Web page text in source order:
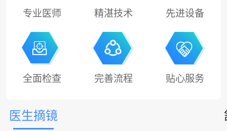
专业医师 精湛技术 先进设备
全面检查 完善流程 贴心服务
医生摘镜